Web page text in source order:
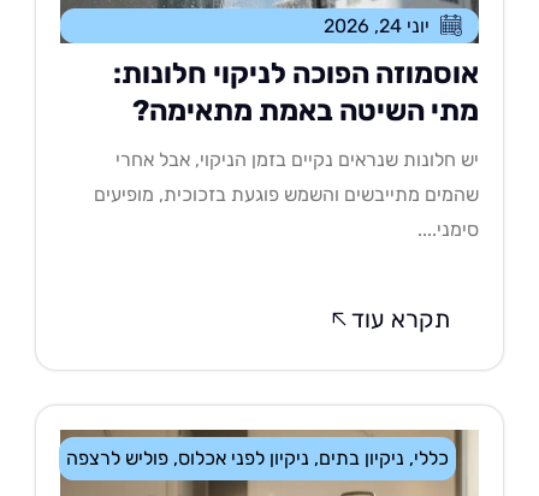
יוני 24, 2026
הפוכה לניקוי חלונות:
השיטה באמת מתאימה?
חלונות שנראים נקיים בזמן הניקוי, אבל אחרי
מתייבשים והשמש פוגעת בזכוכית, מופיעים
תקרא עוד
ניקיון בתים,ניקיון לפני אכלוס,פוליש לרצפה